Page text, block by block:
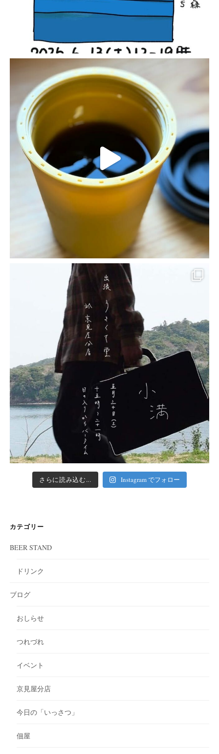
さらに読み込む... Instagram でフォロー
カテゴリー
BEER STAND
ドリンク
ブログ
おしらせ
つれづれ
イベント
京見屋分店
今日の「いっさつ」
佃屋